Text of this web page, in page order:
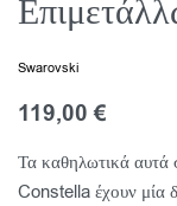
Swarovski
119,00€
Τα καθηλωτικά αυτά
Constella έχουν μία